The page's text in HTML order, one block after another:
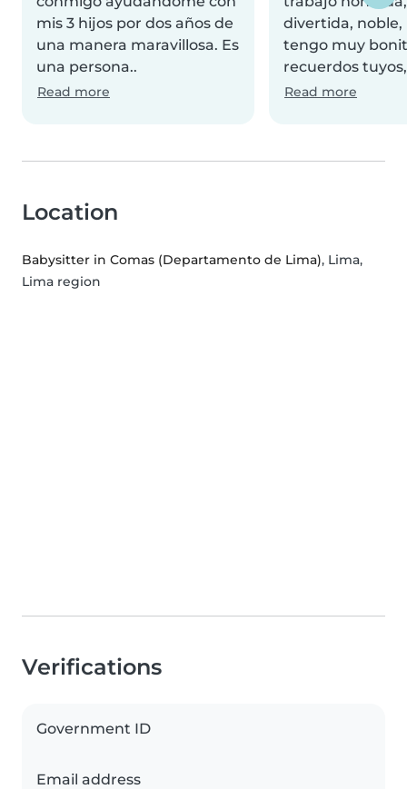
mis 3 hijos por dos años de
una manera maravillosa. Es
una persona..
Read more
divertida,
tengo muy
recuerdos
Read more
Location
Babysitter in Comas (Departamento de Lima), Lima,
Lima region
Verifications
Government ID
Email address